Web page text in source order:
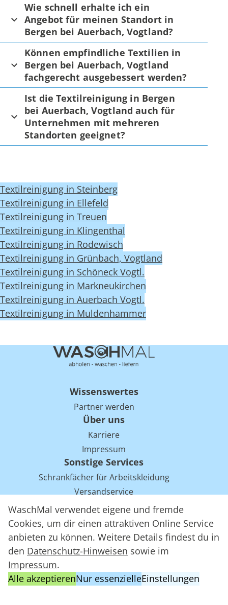
WaschMal verwendet eigene und fremde
Cookies, um dir einen attraktiven Online Service
anbieten zu können. Weitere Details findest du in
den Datenschutz-Hinweisen sowie im
Impressum.
Alle akzeptierenNur essenzielleEinstellungen
Wie schnell erhalte ich ein
Angebot für meinen Standort in
Bergen bei Auerbach, Vogtland?
Können empfindliche Textilien in
Bergen bei Auerbach, Vogtland
fachgerecht ausgebessert werden?
Ist die Textilreinigung in Bergen
bei Auerbach, Vogtland auch für
Unternehmen mit mehreren
Standorten geeignet?
Textilreinigung in Steinberg
Textilreinigung in Ellefeld
Textilreinigung in Treuen
Textilreinigung in Klingenthal
Textilreinigung in Rodewisch
Textilreinigung in Grünbach, Vogtland
Textilreinigung in Schöneck Vogtl.
Textilreinigung in Markneukirchen
Textilreinigung in Auerbach Vogtl.
Textilreinigung in Muldenhammer
Wissenswertes
Partner werden
Über uns
Karriere
Impressum
Sonstige Services
Schrankfächer für Arbeitskleidung
Versandservice
Einsparpotentiale für Mietwäsche bei Arbeitskleidung
Arbeitskleidung Tracking mit RFID
WaschMal GmbH 2016 – 2026
Datenschutz
Allgemeine Geschäftsbedingungen